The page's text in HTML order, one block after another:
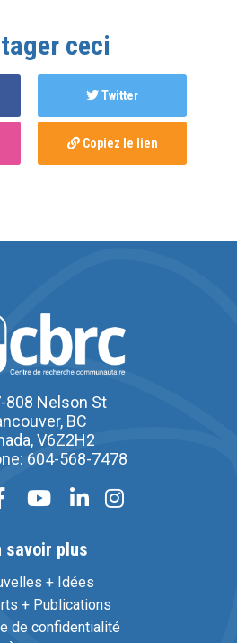
ceci
Twitter
Copiez le lien
808 Nelson St
BC
V6Z2H2
604-568-7478
savoir plus
+ Idées
+ Publications
de confidentialité